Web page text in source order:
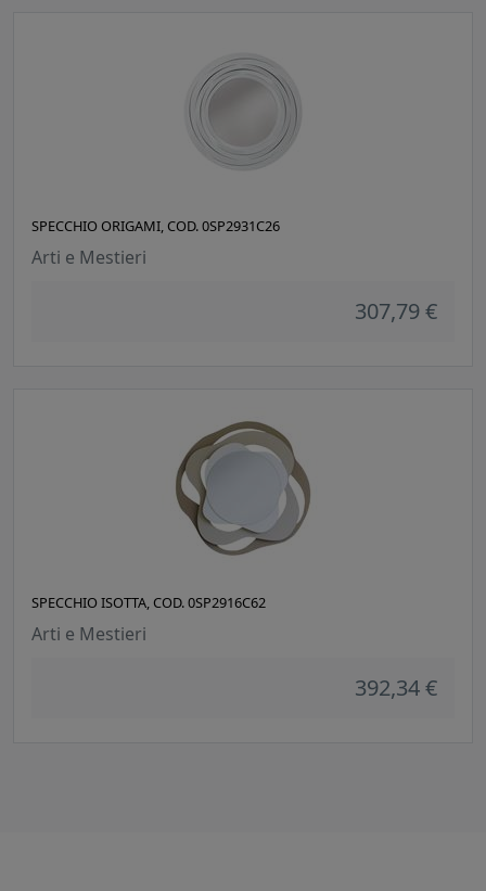
SPECCHIO ORIGAMI, COD. 0SP2931C26
Arti e Mestieri
307,79 €
SPECCHIO ISOTTA, COD. 0SP2916C62
Arti e Mestieri
392,34 €